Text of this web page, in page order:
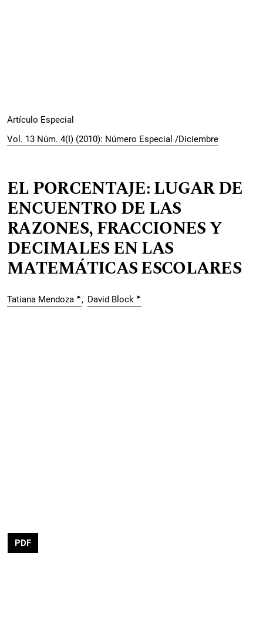
Artículo Especial
Vol. 13 Núm. 4(I) (2010): Número Especial /Diciembre
EL PORCENTAJE: LUGAR DE
ENCUENTRO DE LAS
RAZONES, FRACCIONES Y
DECIMALES EN LAS
MATEMÁTICAS ESCOLARES
Tatiana Mendoza ▸ David Block ▸
PDF